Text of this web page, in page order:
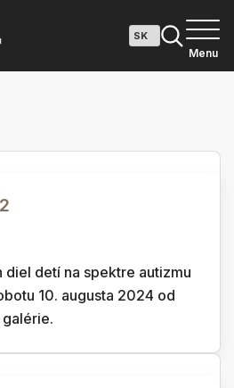
Menu
diel detí na spektre autizmu
10. augusta 2024 od